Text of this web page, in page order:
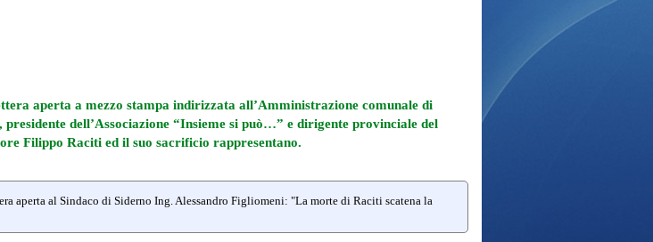
aperta a mezzo stampa indirizzata all’Amministrazione comunale di
dell’Associazione “Insieme si può…” e dirigente provinciale del
Filippo Raciti ed il suo sacrificio rappresentano.
aperta al Sindaco di Siderno Ing. Alessandro Figliomeni: "La morte di Raciti scatena la